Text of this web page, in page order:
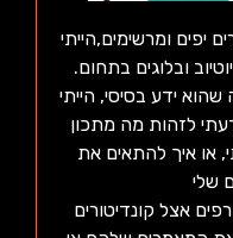
יפים ומרשימים,הייתי
ובלוגים בתחום.
ידע בסיסי, הייתי
לזהות מה מתכון
או איך להתאים את
שלי
אצל קונדיטורים